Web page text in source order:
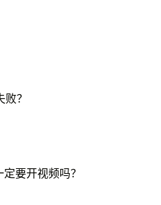
？
要开视频吗？